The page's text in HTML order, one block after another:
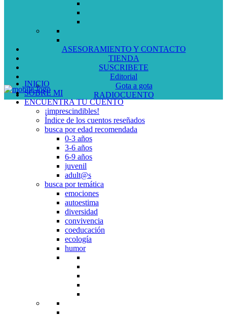
ASESORAMIENTO Y CONTACTO
TIENDA
SUSCRIBETE
Editorial
Gota a gota
RADIOCUENTO
INICIO
SOBRE MI
ENCUENTRA TU CUENTO
¡imprescindibles!
Índice de los cuentos reseñados
busca por edad recomendada
0-3 años
3-6 años
6-9 años
juvenil
adult@s
busca por temática
emociones
autoestima
diversidad
convivencia
coeducación
ecología
humor